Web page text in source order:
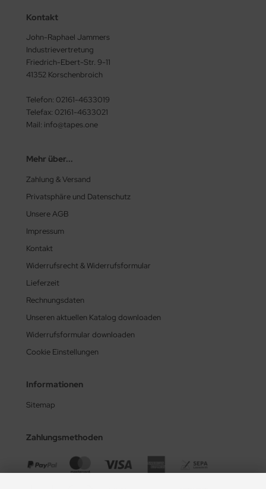
Kontakt
John-Raphael Jammers
Industrievertretung
Friedrich-Ebert-Str. 9-11
41352 Korschenbroich
Telefon: 02161-4633019
Telefax: 02161-4633021
Mail: info@tapes.one
Mehr über...
Zahlung & Versand
Privatsphäre und Datenschutz
Unsere AGB
Impressum
Kontakt
Widerrufsrecht & Widerrufsformular
Lieferzeit
Rechnungsdaten
Unseren aktuellen Katalog downloaden
Widerrufsformular downloaden
Cookie Einstellungen
Informationen
Sitemap
Zahlungsmethoden